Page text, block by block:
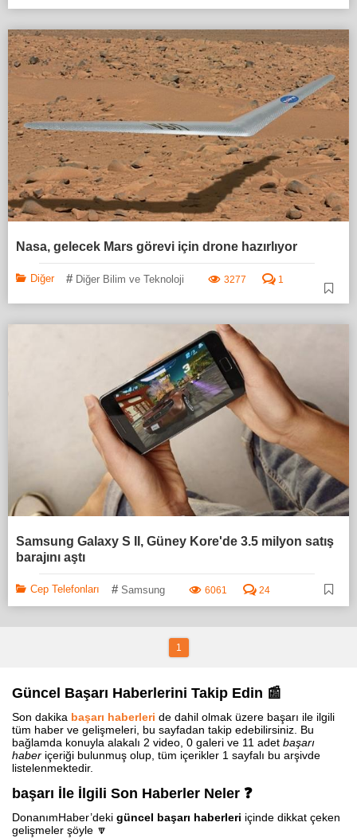
Nasa, gelecek Mars görevi için drone hazırlıyor
Diğer # Diğer Bilim ve Teknoloji 3277 1
Samsung Galaxy S II, Güney Kore'de 3.5 milyon satış
barajını aştı
Cep Telefonları # Samsung 6061 24
1
Güncel Başarı Haberlerini Takip Edin 📰
Son dakika başarı haberleri de dahil olmak üzere başarı ile ilgili
tüm haber ve gelişmeleri, bu sayfadan takip edebilirsiniz. Bu
bağlamda konuyla alakalı 2 video, 0 galeri ve 11 adet başarı
haber içeriği bulunmuş olup, tüm içerikler 1 sayfalı bu arşivde
listelenmektedir.
başarı İle İlgili Son Haberler Neler ❓
DonanımHaber’deki güncel başarı haberleri içinde dikkat çeken
gelişmeler şöyle 🔽